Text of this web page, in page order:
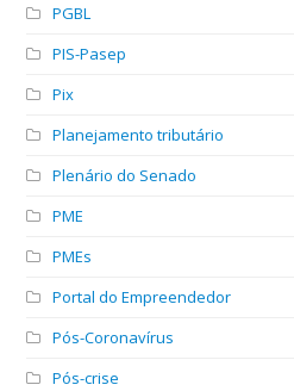
PGBL
PIS-Pasep
Pix
Planejamento tributário
Plenário do Senado
PME
PMEs
Portal do Empreendedor
Pós-Coronavírus
Pós-crise